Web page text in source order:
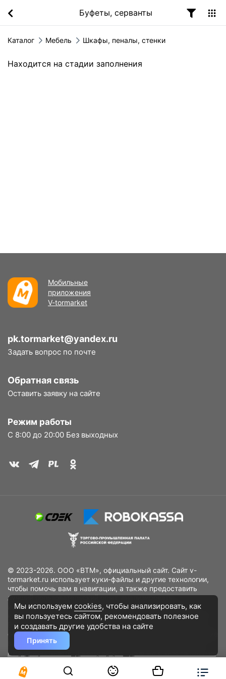
Буфеты, серванты
Каталог Мебель Шкафы, пеналы, стенки
Находится на стадии заполнения
Мобильные
приложения
V-tormarket
pk.tormarket@yandex.ru
Задать вопрос по почте
Обратная связь
Оставить заявку на сайте
Режим работы
С 8:00 до 20:00 Без выходных
© 2023-2026. ООО «ВТМ», официальный сайт. Сайт v-
tormarket.ru использует куки-файлы и другие технологии,
чтобы помочь вам в навигации, а также предоставить
лучший пользовательский опыт, анализировать
использование наших продуктов и услуг, повысить
качество рекламных и маркетинговых активностей. Если
Вы не хотите, чтобы Ваши пользовательские данные
обрабатывались, пожалуйста, ограничьте их использование
в своём браузере.
конфиденциальности
Разработано DST Global
Мы используем cookies, чтобы анализировать, как
вы пользуетесь сайтом, рекомендовать полезное
и создавать другие удобства на сайте
Принять